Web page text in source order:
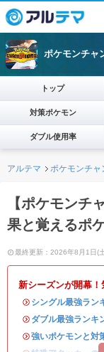
ポケモンチャ
トップ
対策ポケモン
ダブル使用率
アルテマ ポケモンチ
【ポケモンチ
果と覚えるポ
最終更新：2026年8月1日(
新シーズンが開幕
・ シングル最強ラン
・ ダブル最強ランキ
・強いポケモンと対